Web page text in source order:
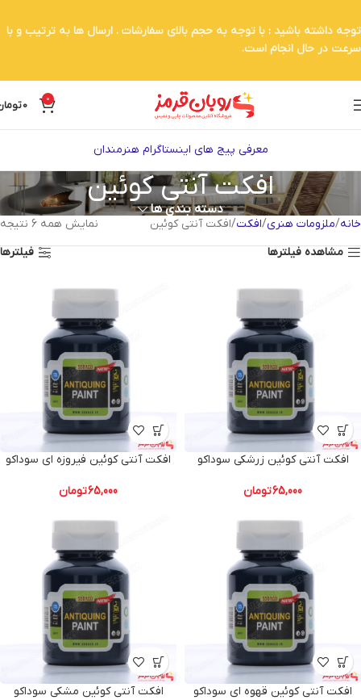
0
0
معرفی پیج های اینستاگرام هنرمندان
افکت آنتی کوئین
دسته بندی ها
خانه ملزومات هنری افکت افکت آنتی کوئین
نمایش همه 6 نتیجه
مشاهده فیلترها
فیلترها
افکت آنتی کوئین زرشکی سوداکو
65,000تومان
افکت آنتی کوئین فیروزه ای سوداکو
65,000تومان
افکت آنتی کوئین قهوه ای سوداکو افکت آنتی کوئین مشکی سوداکو
توجه داشته باشید : با توجه به حجم بالای سفارشات . ارسال ها به ترتیب و با
سرعت در حال انجام است.